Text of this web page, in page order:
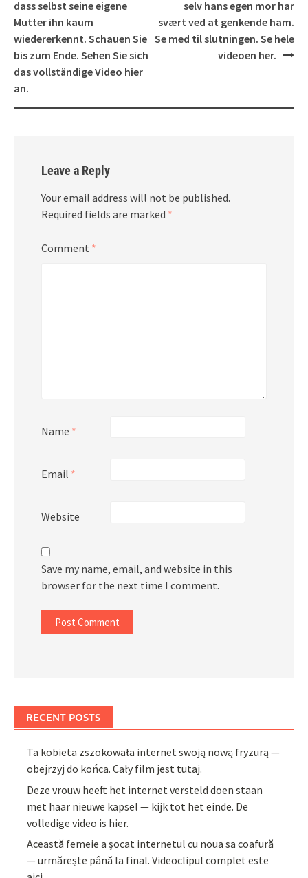
dass selbst seine eigene
Mutter ihn kaum
wiedererkennt. Schauen Sie
bis zum Ende. Sehen Sie sich
das vollständige Video hier
an.
selv hans egen mor har
svært ved at genkende ham.
Se med til slutningen. Se hele
videoen her.
Leave a Reply
Your email address will not be published.
Required fields are marked *
Comment *
Name *
Email *
Website
Save my name, email, and website in this
browser for the next time I comment.
RECENT POSTS
Ta kobieta zszokowała internet swoją nową fryzurą —
obejrzyj do końca. Cały film jest tutaj.
Deze vrouw heeft het internet versteld doen staan
met haar nieuwe kapsel — kijk tot het einde. De
volledige video is hier.
Această femeie a șocat internetul cu noua sa coafură
— urmărește până la final. Videoclipul complet este